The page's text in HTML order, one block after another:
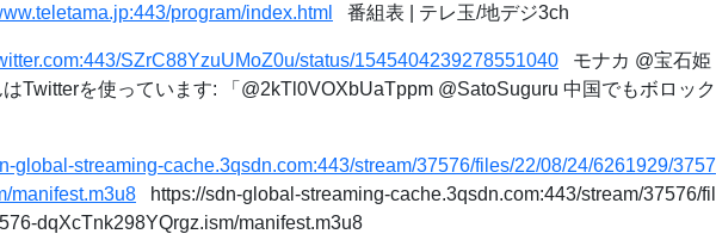
program/index.html 番組表 | テレ玉/地デジ3ch
SZrC88YzuUMoZ0u/status/1545404239278551040 モナカ @宝石姫
Twitterを使っています: 「@2kTl0VOXbUaTppm @SatoSuguru 中国でもボロック
global-streaming-cache.3qsdn.com:443/stream/37576/files/22/08/24/6261929/3757
manifest.m3u8 https://sdn-global-streaming-cache.3qsdn.com:443/stream/37576/fil
dqXcTnk298YQrgz.ism/manifest.m3u8